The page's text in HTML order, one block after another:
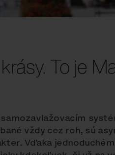
To je
vždy cez roh, sú
Vďaka